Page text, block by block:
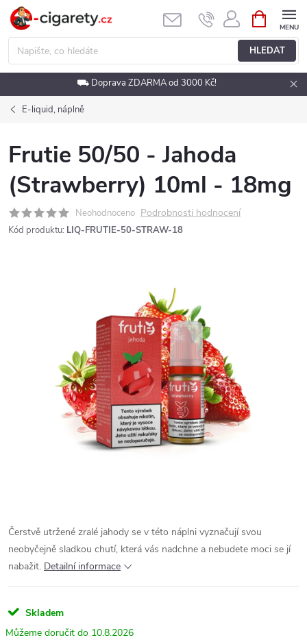
Přejít
obsah
HLEDAT
NÁKUPNÍ
KOŠÍK
⛟ Doprava ZDARMA od 3000 Kč!
E-liquid, náplně
Frutie 50/50 - Jahoda
(Strawberry) 10ml - 18mg
Neohodnoceno Podrobnosti hodnocení
Kód produktu: LIQ-FRUTIE-50-STRAW-18
Čerstvě utržené zralé jahody se v této náplni vyznačují svou
neobyčejně sladkou chutí, která vás nadchne a nebudete moci se jí
nabažit. Detailní informace
Skladem
10.8.2026